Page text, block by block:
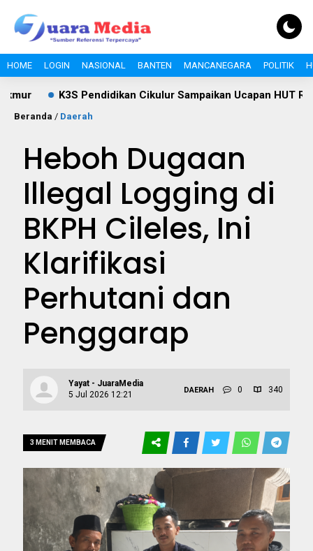
HOME LOGIN NASIONAL BANTEN MANCANEGARA POLITIK
Pendidikan Cikulur Sampaikan Ucapan HUT RI ke-81,
Beranda / Daerah
Heboh Dugaan
Illegal Logging di
BKPH Cileles, Ini
Klarifikasi
Perhutani dan
Penggarap
Yayat - JuaraMedia
5 Jul 2026 12:21
DAERAH 0 340
3 MENIT MEMBACA